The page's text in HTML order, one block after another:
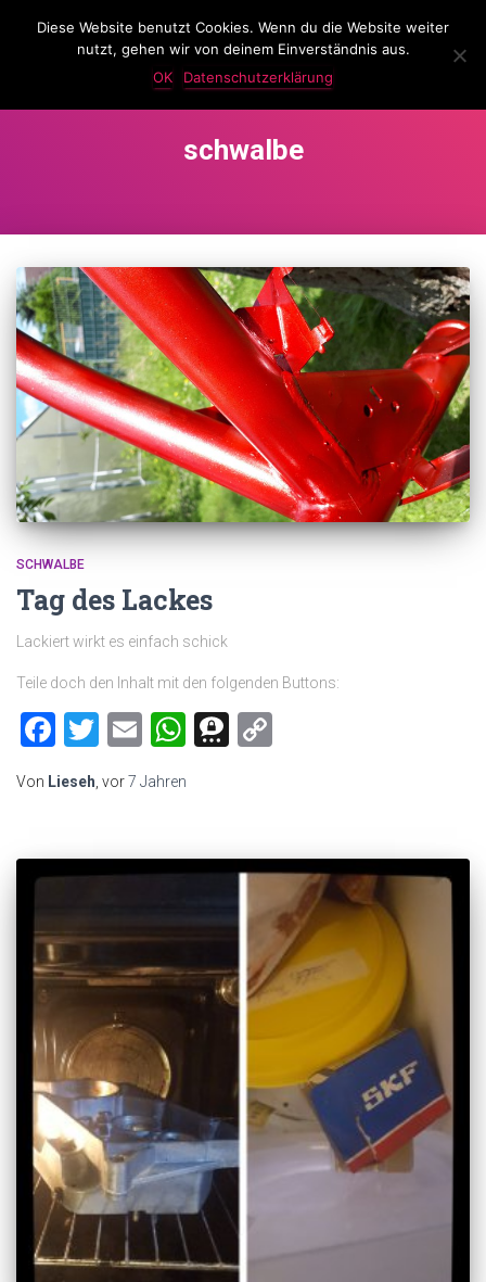
LassKnattern
schwalbe
SCHWALBE
Tag des Lackes
Lackiert wirkt es einfach schick
Teile doch den Inhalt mit den folgenden Buttons:
Facebook
Twitter
EmailWhatsApp
Threema
Von Lieseh , vor7 Jahren
Diese Website benutzt Cookies. Wenn du die Website weiter
nutzt, gehen wir von deinem Einverständnis aus.
OK
Datenschutzerklärung